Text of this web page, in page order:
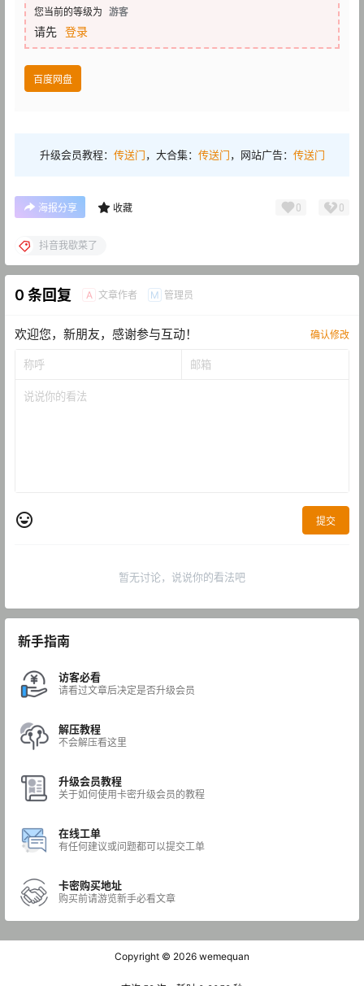
您当前的等级为 游客
请先 登录
百度网盘
升级会员教程： 传送门，大合集： 传送门，网站广告： 传送门
海报分享 收藏 0 0
抖音我歇菜了
0 条回复 A 文章作者 M 管理员
欢迎您，新朋友，感谢参与互动！ 确认修改
提交
暂无讨论，说说你的看法吧
新手指南
访客必看
请看过文章后决定是否升级会员
解压教程
不会解压看这里
升级会员教程
关于如何使用卡密升级会员的教程
在线工单
有任何建议或问题都可以提交工单
卡密购买地址
购买前请游览新手必看文章
Copyright © 2026 wemequan